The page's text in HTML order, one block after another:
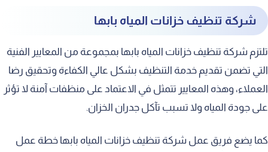
شركة تنظيف خزانات المياه بابها
تلتزم شركة تنظيف خزانات المياه بابها بمجموعة من المعايير الفنية
التي تضمن تقديم خدمة التنظيف بشكل عالي الكفاءة وتحقيق رضا
العملاء، وهذه المعايير تتمثل في الاعتماد على منظفات آمنة لا تؤثر
على جودة المياه ولا تسبب تآكل جدران الخزان.
كما يضع فريق عمل شركة تنظيف خزانات المياه بابها خطة عمل